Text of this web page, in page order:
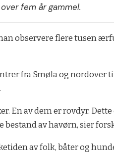
fem år gammel.
observere flere tusen
fra Smøla og nordover
En av dem er rovdyr.
bestand av havørn, sier
av folk, båter og